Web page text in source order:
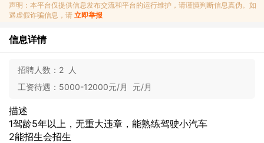
声明：本平台仅提供信息发布交流和平台的运行维护，请谨慎判断信息真伪。如
遇虚假诈骗信息，请 立即举报
信息详情
招聘人数： 2 人
工资待遇： 5000-12000元/月 元/月
描述
1驾龄5年以上，无重大违章，能熟练驾驶小汽车
2能招生会招生